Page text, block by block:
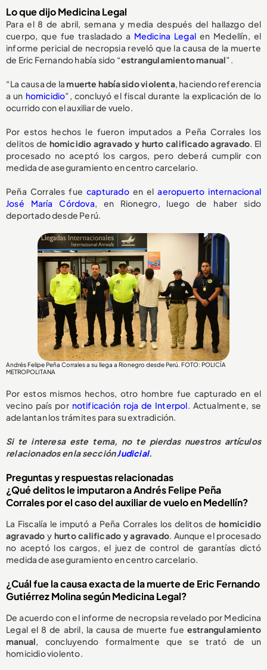
Lo que dijo Medicina Legal
Para el 8 de abril, semana y media después del hallazgo del
cuerpo, que fue trasladado a Medicina Legal en Medellín, el
informe pericial de necropsia reveló que la causa de la muerte
de Eric Fernando había sido “estrangulamiento manual”.
“La causa de lamuerte había sido violenta, haciendo referencia
a un homicidio”, concluyó el fiscal durante la explicación de lo
ocurrido con el auxiliar de vuelo.
Por estos hechos le fueron imputados a Peña Corrales los
delitos de homicidio agravado y hurto calificado agravado. El
procesado no aceptó los cargos, pero deberá cumplir con
medida de aseguramiento en centro carcelario.
Peña Corrales fue capturadoen elaeropuerto internacional
José María Córdova, en Rionegro, luego de haber sido
deportado desde Perú.
Andrés Felipe Peña Corrales a su llega a Rionegro desde Perú. FOTO: POLICÍA
METROPOLITANA
Por estos mismos hechos, otro hombre fue capturado en el
vecino país por notificación roja de Interpol. Actualmente, se
adelantan los trámites para su extradición.
Si te interesa este tema, no te pierdas nuestros artículos
relacionados en la secciónJudicial.
Preguntas y respuestas relacionadas
¿Qué delitos le imputaron a Andrés Felipe Peña
Corrales por el caso del auxiliar de vuelo en Medellín?
La Fiscalía le imputó a Peña Corrales los delitos dehomicidio
agravado y hurto calificado y agravado. Aunque el procesado
no aceptó los cargos, el juez de control de garantías dictó
medida de aseguramiento en centro carcelario.
¿Cuál fue la causa exacta de la muerte de Eric Fernando
Gutiérrez Molina según Medicina Legal?
De acuerdo con el informe de necropsia revelado por Medicina
Legal el 8 de abril, la causa de muerte fue estrangulamiento
manual, concluyendo formalmente que se trató de un
homicidio violento.